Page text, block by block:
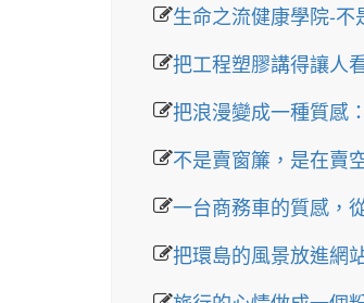
生命之流健康學院-
把工程塑膠講得讓人
把浪漫變成一種質感
不是賣窗簾，是在賣
一台商務車的質感，
把環島的風景放進網